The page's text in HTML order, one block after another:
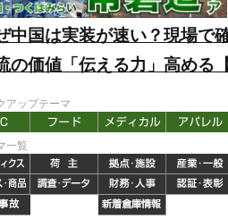
中国は実装が速い？現場で
の価値「伝える力」高める
アップテーマ
一覧